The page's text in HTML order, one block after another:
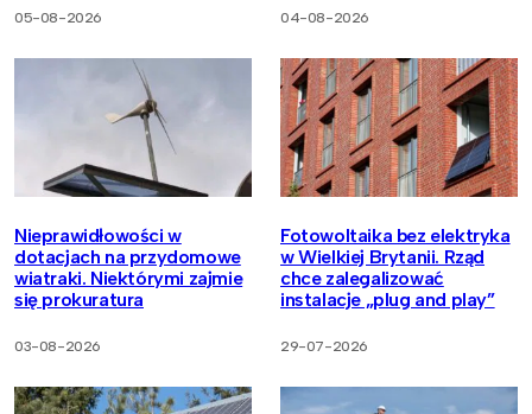
05-08-2026 04-08-2026
Nieprawidłowości w
dotacjach na przydomowe
wiatraki. Niektórymi zajmie
się prokuratura
03-08-2026
Fotowoltaika bez elektryka
w Wielkiej Brytanii. Rząd
chce zalegalizować
instalacje „plug and play”
29-07-2026